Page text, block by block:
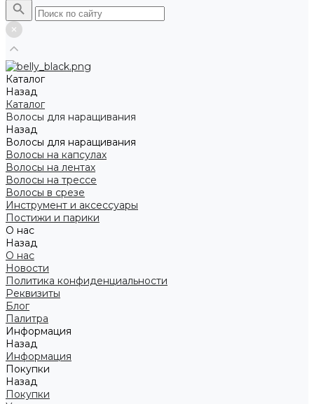
Каталог
Назад
Каталог
Волосы для наращивания
Назад
Волосы для наращивания
Волосы на капсулах
Волосы на лентах
Волосы на трессе
Волосы в срезе
Инструмент и аксессуары
Постижи и парики
О нас
Назад
О нас
Новости
Политика конфиденциальности
Реквизиты
Блог
Палитра
Информация
Назад
Информация
Покупки
Назад
Покупки